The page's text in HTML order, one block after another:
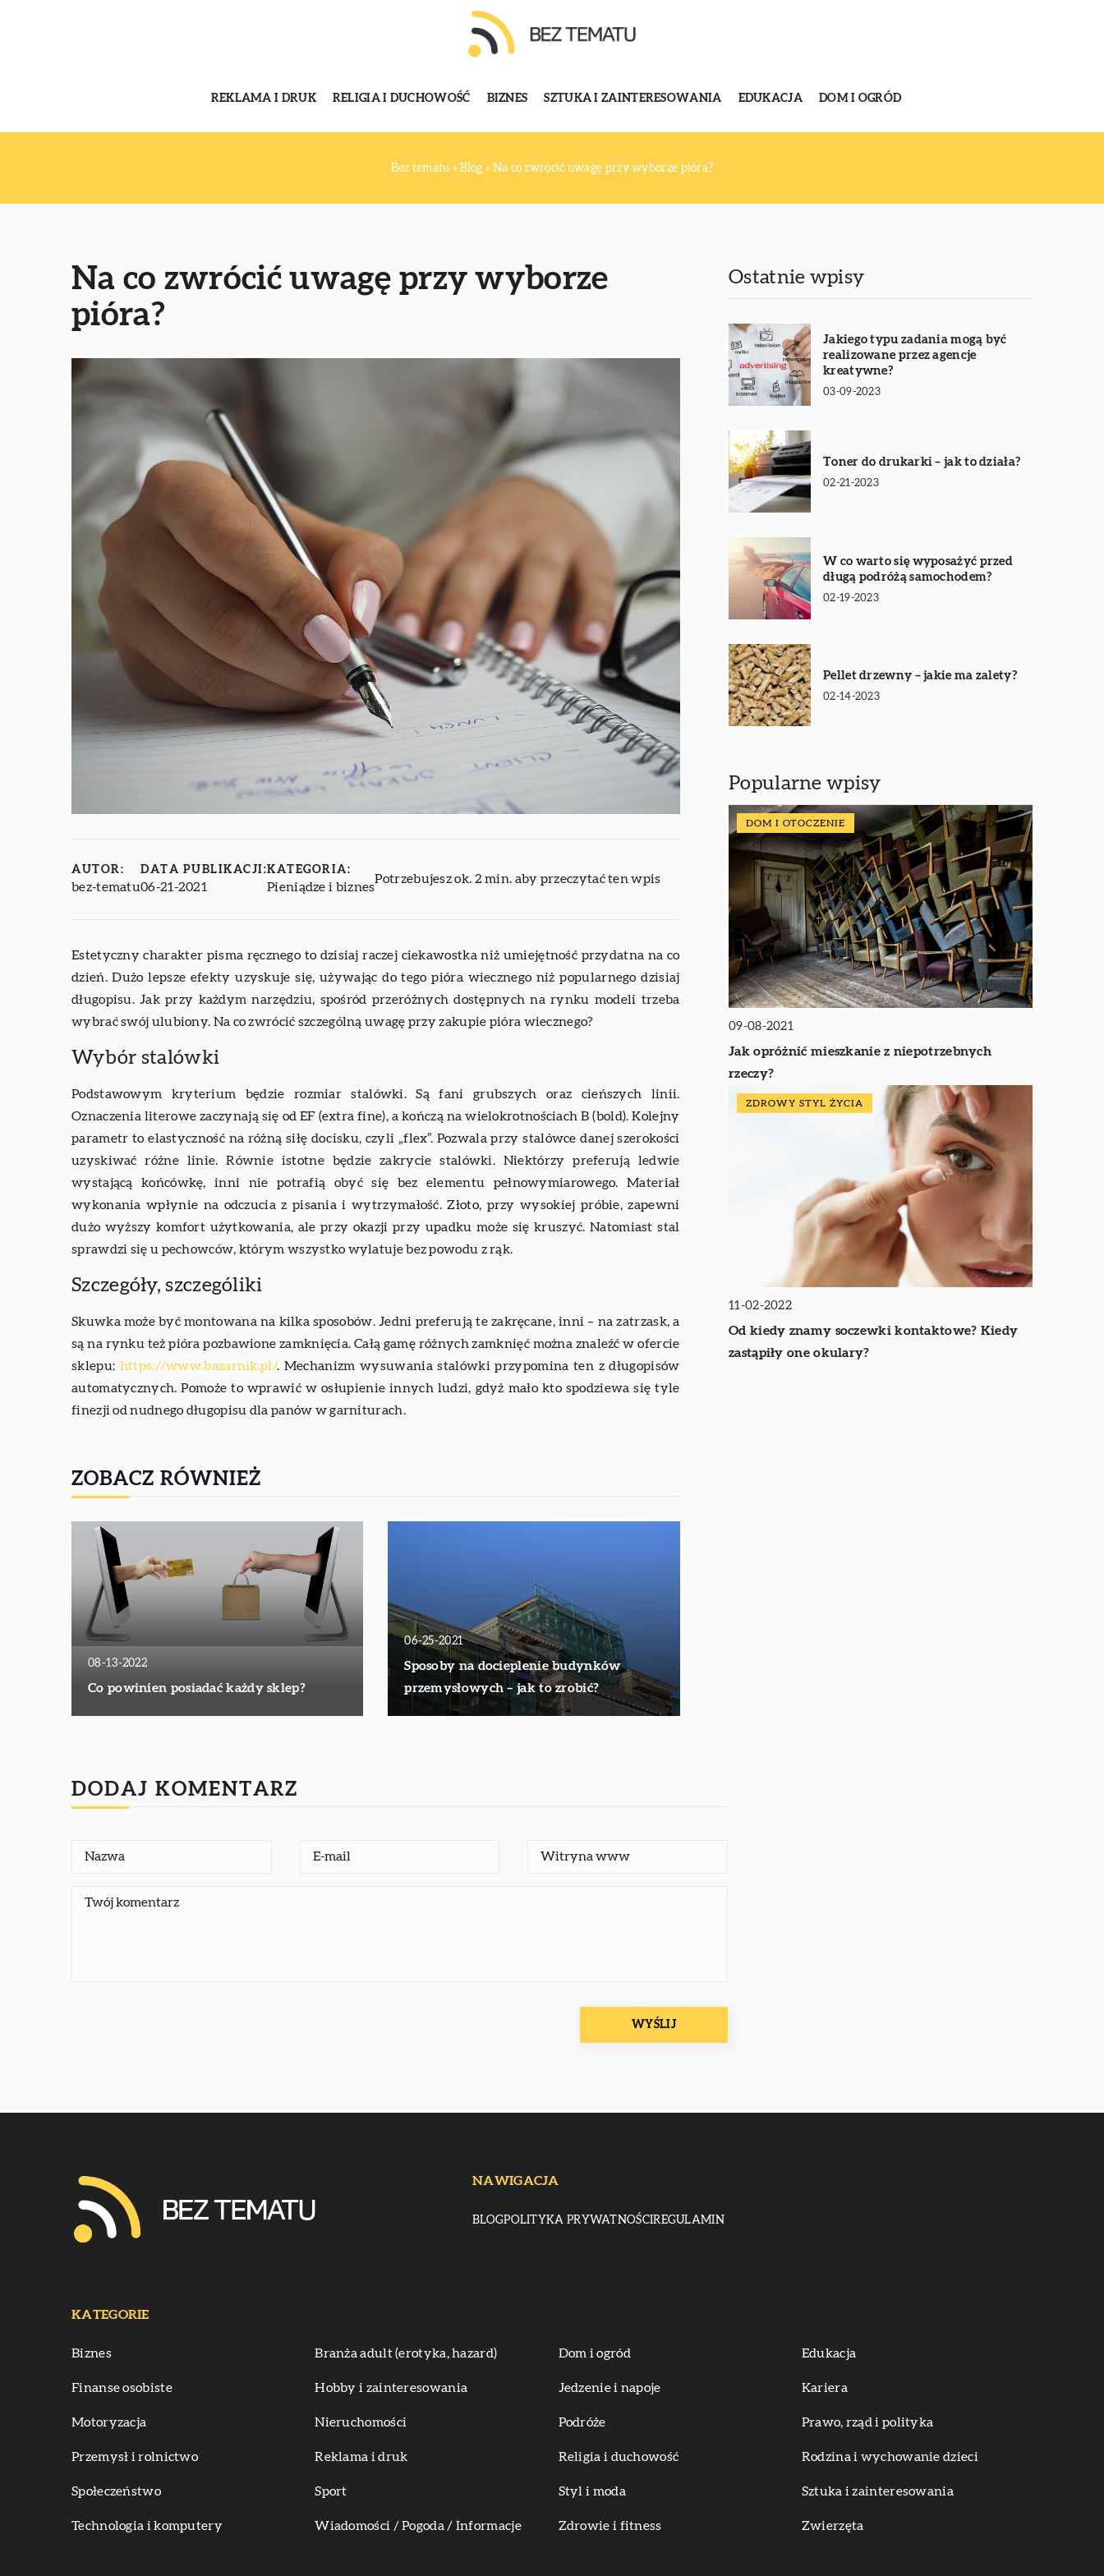
REKLAMA I DRUK RELIGIA I DUCHOWOŚĆ BIZNES SZTUKA I ZAINTERESOWANIA EDUKACJA DOM I OGRÓD
Bez tematu » Blog » Na co zwrócić uwagę przy wyborze pióra?
Na co zwrócić uwagę przy wyborze
pióra?
AUTOR:
bez-tematu
DATA PUBLIKACJI:
06-21-2021
KATEGORIA:
Pieniądze i biznes
Potrzebujesz ok. 2 min. aby przeczytać ten wpis
Estetyczny charakter pisma ręcznego to dzisiaj raczej ciekawostka niż umiejętność przydatna na co
dzień. Dużo lepsze efekty uzyskuje się, używając do tego pióra wiecznego niż popularnego dzisiaj
długopisu. Jak przy każdym narzędziu, spośród przeróżnych dostępnych na rynku modeli trzeba
wybrać swój ulubiony. Na co zwrócić szczególną uwagę przy zakupie pióra wiecznego?
Wybór stalówki
Podstawowym kryterium będzie rozmiar stalówki. Są fani grubszych oraz cieńszych linii.
Oznaczenia literowe zaczynają się od EF (extra fine), a kończą na wielokrotnościach B (bold). Kolejny
parametr to elastyczność na różną siłę docisku, czyli „flex”. Pozwala przy stalówce danej szerokości
uzyskiwać różne linie. Równie istotne będzie zakrycie stalówki. Niektórzy preferują ledwie
wystającą końcówkę, inni nie potrafią obyć się bez elementu pełnowymiarowego. Materiał
wykonania wpłynie na odczucia z pisania i wytrzymałość. Złoto, przy wysokiej próbie, zapewni
dużo wyższy komfort użytkowania, ale przy okazji przy upadku może się kruszyć. Natomiast stal
sprawdzi się u pechowców, którym wszystko wylatuje bez powodu z rąk.
Szczegóły, szczególiki
Skuwka może być montowana na kilka sposobów. Jedni preferują te zakręcane, inni – na zatrzask, a
są na rynku też pióra pozbawione zamknięcia. Całą gamę różnych zamknięć można znaleźć w ofercie
sklepu: https://www.bazarnik.pl/. Mechanizm wysuwania stalówki przypomina ten z długopisów
automatycznych. Pomoże to wprawić w osłupienie innych ludzi, gdyż mało kto spodziewa się tyle
finezji od nudnego długopisu dla panów w garniturach.
ZOBACZ RÓWNIEŻ
08-13-2022
Co powinien posiadać każdy sklep?
06-25-2021
Sposoby na docieplenie budynków
przemysłowych – jak to zrobić?
Ostatnie wpisy
Jakiego typu zadania mogą być
realizowane przez agencje
kreatywne?
03-09-2023
Toner do drukarki – jak to działa?
02-21-2023
W co warto się wyposażyć przed
długą podróżą samochodem?
02-19-2023
Pellet drzewny – jakie ma zalety?
02-14-2023
Popularne wpisy
DOM I OTOCZENIE
09-08-2021
Jak opróżnić mieszkanie z niepotrzebnych
rzeczy?
ZDROWY STYL ŻYCIA
11-02-2022
Od kiedy znamy soczewki kontaktowe? Kiedy
zastąpiły one okulary?
DODAJ KOMENTARZ
NAWIGACJA
BLOG POLITYKA PRYWATNOŚCI REGULAMIN
KATEGORIE
Biznes Branża adult (erotyka, hazard) Dom i ogród Edukacja
Finanse osobiste Hobby i zainteresowania Jedzenie i napoje Kariera
Motoryzacja Nieruchomości Podróże Prawo, rząd i polityka
Przemysł i rolnictwo Reklama i druk Religia i duchowość Rodzina i wychowanie dzieci
Społeczeństwo Sport Styl i moda Sztuka i zainteresowania
Technologia i komputery Wiadomości / Pogoda / Informacje Zdrowie i fitness Zwierzęta